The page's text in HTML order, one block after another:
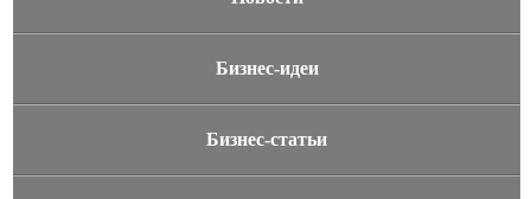
Бизнес-идеи
Бизнес-статьи